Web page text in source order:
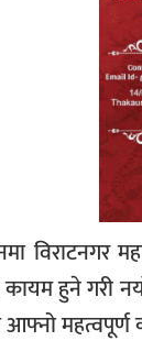
विराटनगर
कायम हुने गरी
आफ्नो